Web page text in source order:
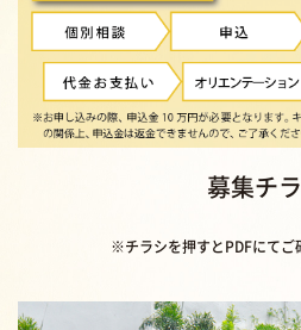
募集チ
※チラシを押すとPDFにてご